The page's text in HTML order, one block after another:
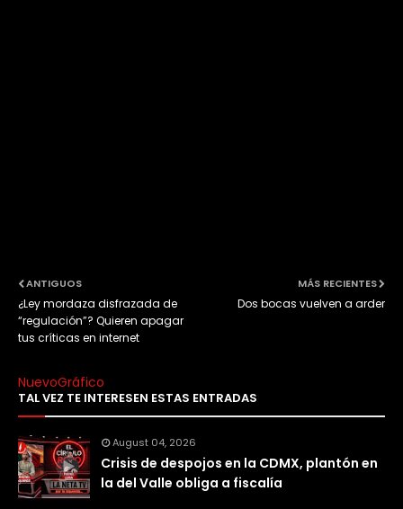
MÁS RECIENTES
Dos bocas vuelven a arder
ANTIGUOS
¿Ley mordaza disfrazada de
“regulación”? Quieren apagar
tus críticas en internet
NuevoGráfico
TAL VEZ TE INTERESEN ESTAS ENTRADAS
August 04, 2026
Crisis de despojos en la CDMX, plantón en
la del Valle obliga a fiscalía